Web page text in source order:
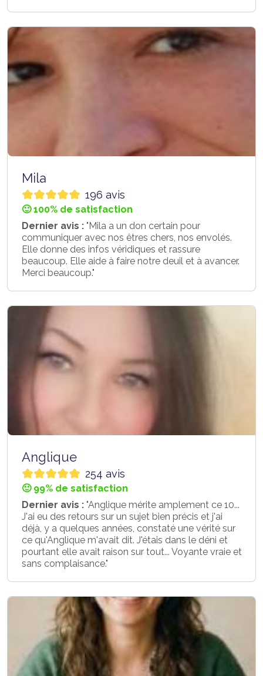
Mila
196 avis
🙂 100% de satisfaction
Dernier avis : "Mila a un don certain pour
communiquer avec nos êtres chers, nos envolés.
Elle donne des infos véridiques et rassure
beaucoup. Elle aide à faire notre deuil et à avancer.
Merci beaucoup."
Anglique
254 avis
🙂 99% de satisfaction
Dernier avis : "Anglique mérite amplement ce 10...
J'ai eu des retours sur un sujet bien précis et j'ai
déjà, y a quelques années, constaté une vérité sur
ce qu'Anglique m'avait dit. J'étais dans le déni et
pourtant elle avait raison sur tout... Voyante vraie et
sans complaisance."